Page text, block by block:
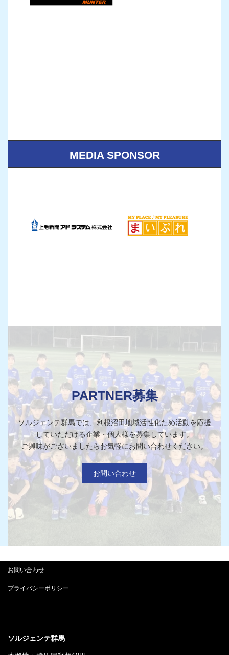
MEDIA SPONSOR
PARTNER募集
ソルジェンテ群馬では、利根沼田地域活性化ため活動を応援
していただける企業・個人様を募集しています。
ご興味がございましたらお気軽にお問い合わせください。
お問い合わせ
お問い合わせ
プライバシーポリシー
ソルジェンテ群馬